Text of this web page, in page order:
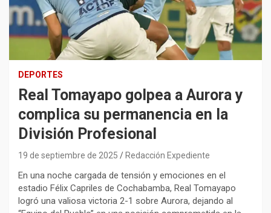
DEPORTES
Real Tomayapo golpea a Aurora y
complica su permanencia en la
División Profesional
19 de septiembre de 2025 Redacción Expediente
En una noche cargada de tensión y emociones en el
estadio Félix Capriles de Cochabamba, Real Tomayapo
logró una valiosa victoria 2-1 sobre Aurora, dejando al